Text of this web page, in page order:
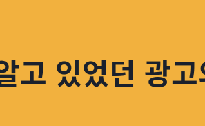
고 있었던 광